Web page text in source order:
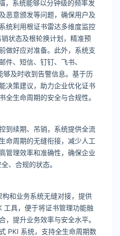
，系统能够以分钟级的频率发
恶意颁发等问题，确保用户及
统利用根证书雷达多维度监控
状态及根轮换计划，精准预
做好应对准备。此外，系统支
件、短信、钉钉、飞书、
及时收到告警信息。基于历
决策建议，助力企业优化证书
全生命周期的安全与合规性。
到续期、吊销，系统提供全流
命周期的无缝衔接，减少人工
管理效率和准确性，确保企业
、合规的状态。
和业务系统无缝对接，提供
工具，便于将证书管理功能融
，提升业务效率与安全水平。
PKI 系统，支持全生命周期数